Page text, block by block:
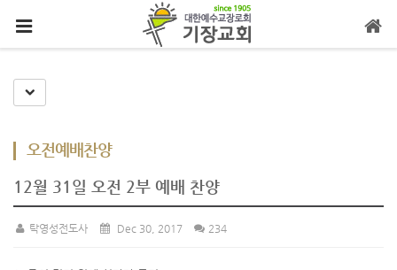
Toggle Dropdown
오전예배찬양
12월 31일 오전 2부 예배 찬양
탁영성전도사 Dec 30, 2017 234